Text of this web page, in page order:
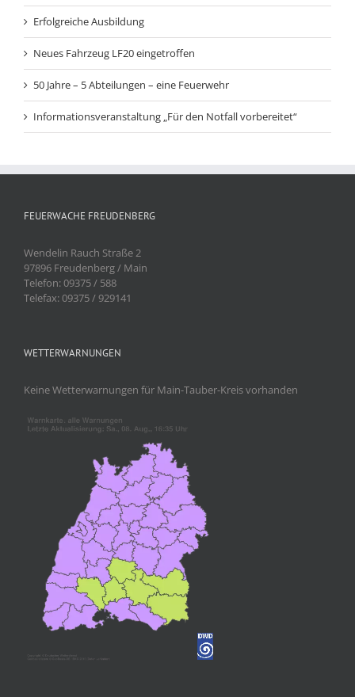
Erfolgreiche Ausbildung
Neues Fahrzeug LF20 eingetroffen
50 Jahre – 5 Abteilungen – eine Feuerwehr
Informationsveranstaltung „Für den Notfall vorbereitet“
FEUERWACHE FREUDENBERG
Wendelin Rauch Straße 2
97896 Freudenberg / Main
Telefon: 09375 / 588
Telefax: 09375 / 929141
WETTERWARNUNGEN
Keine Wetterwarnungen für Main-Tauber-Kreis vorhanden